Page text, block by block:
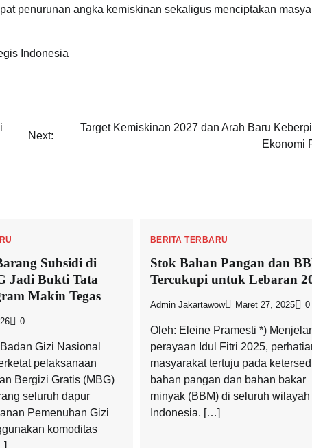
penurunan angka kemiskinan sekaligus menciptakan
Indonesia
Next:
Target Kemiskinan 2027 dan Arah Baru
Ekonomi
Subsidi di
Jadi Bukti Tata
Makin Tegas
0
Gizi Nasional
pelaksanaan
Bergizi Gratis (MBG)
seluruh dapur
Pemenuhan Gizi
komoditas
BERITA TERBARU
Stok Bahan Pangan dan
Tercukupi untuk Lebaran
Admin Jakartawow Maret 27, 2025 0
Oleh: Eleine Pramesti *)
perayaan Idul Fitri 2025,
masyarakat tertuju pada
bahan pangan dan bahan bakar
minyak (BBM) di seluruh wilayah
Indonesia. […]